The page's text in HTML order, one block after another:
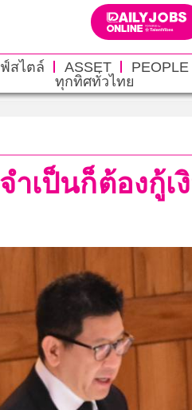
สไตล์ ASSET PEOPLE
ทุกทิศทั่วไทย
เป็นก็ต้องกู้เ